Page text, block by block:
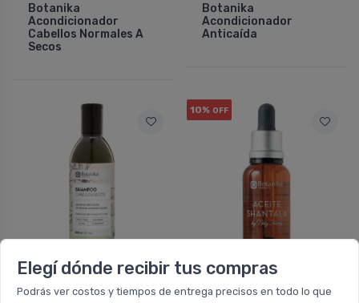
Elegí dónde recibir tus compras
Podrás ver costos y tiempos de entrega precisos en todo lo que
Botanika
Acondicionador
Cabellos Normales A
Secos
Botanika
Acondicionador
Anticaí­da
BOTANIKA
10% OFF
BOTANIKA